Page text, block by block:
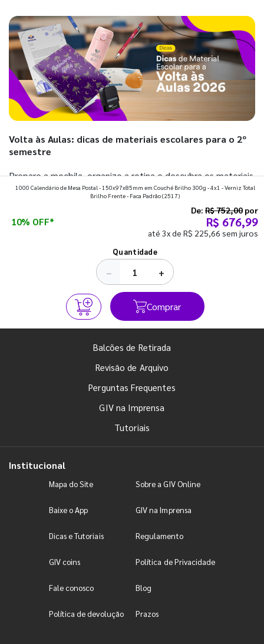
Volta às Aulas: dicas de materiais escolares para o 2º
semestre
Prepare a mochila, organize a rotina e descubra os materiais
que fazem toda diferença para começar o segundo
1000 Calendário de Mesa Postal - 150x97x85mm em Couché Brilho 300g - 4x1 - Verniz Total
Brilho Frente - Faca Padrão(2517)
10% OFF*
De: R$ 752,00 por
R$ 676,99
até 3x de R$ 225,66 sem juros
Quantidade
− +
Comprar
Balcões de Retirada
Revisão de Arquivo
Perguntas Frequentes
GIV na Imprensa
Tutoriais
Institucional
Mapa do Site Sobre a GIV Online
Baixe o App GIV na Imprensa
Dicas e Tutoriais Regulamento
GIV coins Política de Privacidade
Fale conosco Blog
Política de devolução Prazos